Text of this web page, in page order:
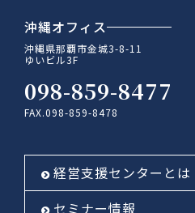
沖縄オフィス
沖縄県那覇市金城3-8-11
ゆいビル3F
098-859-8477
FAX.098-859-8478
経営支援センターとは
セミナー情報